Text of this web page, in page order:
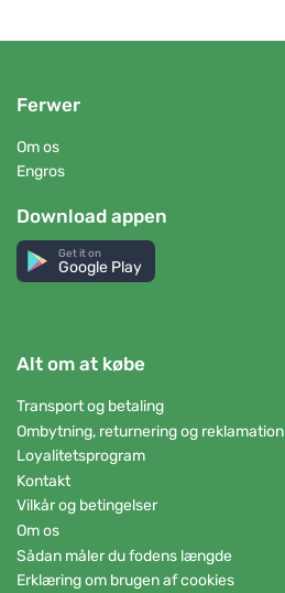
Ferwer
Om os
Engros
Download appen
Get it on
Google Play
Alt om at købe
Transport og betaling
Ombytning, returnering og reklamation
Loyalitetsprogram
Kontakt
Vilkår og betingelser
Om os
Sådan måler du fodens længde
Erklæring om brugen af cookies